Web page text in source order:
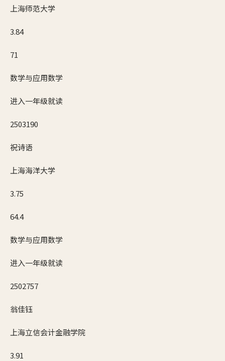
上海师范大学
3.84
71
数学与应用数学
进入一年级就读
2503190
祝诗语
上海海洋大学
3.75
64.4
数学与应用数学
进入一年级就读
2502757
翁佳钰
上海立信会计金融学院
3.91